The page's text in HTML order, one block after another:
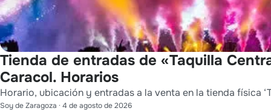
Tienda de entradas de «Taquilla
Caracol. Horarios
Horario, ubicación y entradas a la venta en la tienda física
Soy de Zaragoza · 4 de agosto de 2026